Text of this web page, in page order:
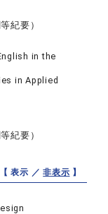
紀要）
in the
in Applied
紀要）
【 表示 ／非表示 】